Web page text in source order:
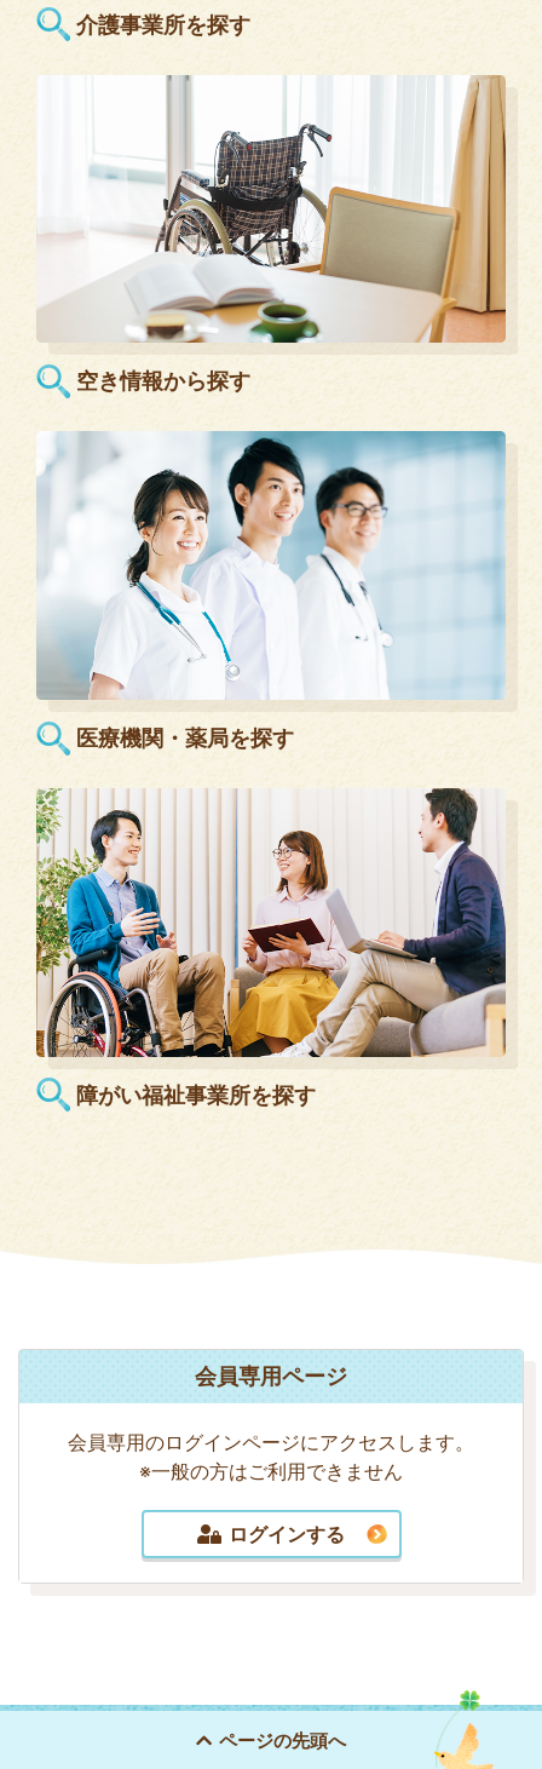
介護事業所を探す
空き情報から探す
医療機関・薬局を探す
障がい福祉事業所を探す
会員専用ページ
会員専用のログインページにアクセスします。
※一般の方はご利用できません
ログインする
ページの先頭へ